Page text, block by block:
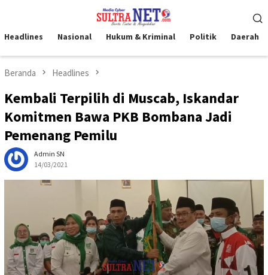
kontenMobile
Headlines Nasional Hukum & Kriminal Politik Daerah
Beranda Headlines
Kembali Terpilih di Muscab, Iskandar
Komitmen Bawa PKB Bombana Jadi
Pemenang Pemilu
Admin SN
14/03/2021